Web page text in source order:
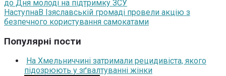
до Дня молоді на підтримку ЗСУ
НаступнаВ Ізяславській громаді провели акцію з
безпечного користування самокатами
Популярні пости
На Хмельниччині затримали рецидивіста, якого
підозрюють у зґвалтуванні жінки